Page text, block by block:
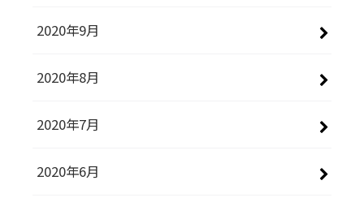
2020年9月
2020年8月
2020年7月
2020年6月